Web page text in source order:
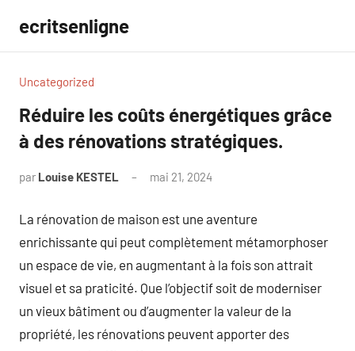
contenu
ecritsenligne
Uncategorized
Réduire les coûts énergétiques grâce
à des rénovations stratégiques.
par Louise KESTEL mai 21, 2024
La rénovation de maison est une aventure
enrichissante qui peut complètement métamorphoser
un espace de vie, en augmentant à la fois son attrait
visuel et sa praticité. Que l’objectif soit de moderniser
un vieux bâtiment ou d’augmenter la valeur de la
propriété, les rénovations peuvent apporter des